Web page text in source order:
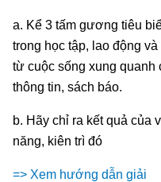
a. Kể 3 tấm gương tiêu
trong học tập, lao động
từ cuộc sống xung
thông tin, sách báo.
b. Hãy chỉ ra kết quả của
năng, kiên trì đó
=> Xem hướng dẫn giải